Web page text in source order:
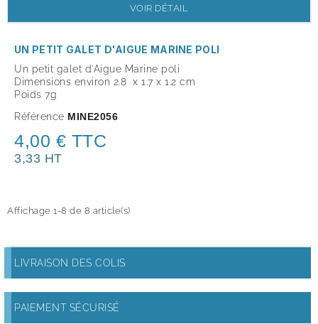
VOIR DÉTAIL
UN PETIT GALET D'AIGUE MARINE POLI
Un petit galet d'Aigue Marine poli
Dimensions environ 2.8 x 1.7 x 1.2 cm
Poids 7g
Référence MINE2056
4,00 € TTC
3,33 HT
Affichage 1-8 de 8 article(s)
LIVRAISON DES COLIS
PAIEMENT SÉCURISÉ